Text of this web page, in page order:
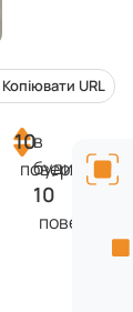
Копіювати URL
10
поверх
в
будинку
10
поверхів